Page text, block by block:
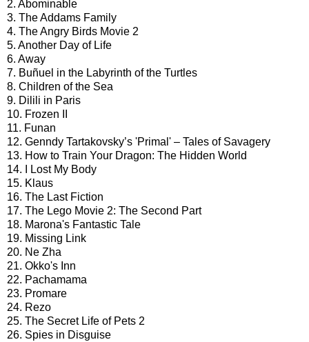
2. Abominable
3. The Addams Family
4. The Angry Birds Movie 2
5. Another Day of Life
6. Away
7. Buñuel in the Labyrinth of the Turtles
8. Children of the Sea
9. Dilili in Paris
10. Frozen II
11. Funan
12. Genndy Tartakovsky’s 'Primal' – Tales of Savagery
13. How to Train Your Dragon: The Hidden World
14. I Lost My Body
15. Klaus
16. The Last Fiction
17. The Lego Movie 2: The Second Part
18. Marona's Fantastic Tale
19. Missing Link
20. Ne Zha
21. Okko's Inn
22. Pachamama
23. Promare
24. Rezo
25. The Secret Life of Pets 2
26. Spies in Disguise